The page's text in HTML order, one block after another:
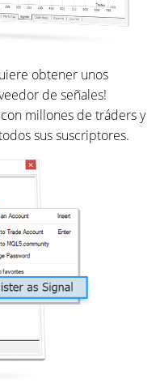
obtener unos
de señales!
millones de tráders y
sus suscriptores.